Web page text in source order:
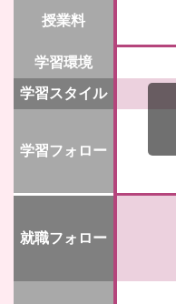
授業料
学習環境
学習スタイル
学習フォロー
就職フォロー